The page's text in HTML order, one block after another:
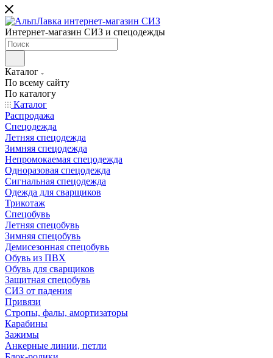
Интернет-магазин СИЗ и спецодежды
Каталог
По всему сайту
По каталогу
Каталог
Распродажа
Спецодежда
Летняя спецодежда
Зимняя спецодежда
Непромокаемая спецодежда
Одноразовая спецодежда
Сигнальная спецодежда
Одежда для сварщиков
Трикотаж
Спецобувь
Летняя спецобувь
Зимняя спецобувь
Демисезонная спецобувь
Обувь из ПВХ
Обувь для сварщиков
Защитная спецобувь
СИЗ от падения
Привязи
Стропы, фалы, амортизаторы
Карабины
Зажимы
Анкерные линии, петли